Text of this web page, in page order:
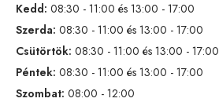
Kedd: 08:30 - 11:00 és 13:00 - 17:00
Szerda: 08:30 - 11:00 és 13:00 - 17:00
Csütörtök: 08:30 - 11:00 és 13:00 - 17:00
Péntek: 08:30 - 11:00 és 13:00 - 17:00
Szombat: 08:00 - 12:00